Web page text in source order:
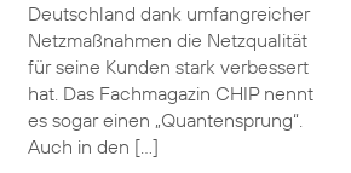
Deutschland dank umfangreicher
Netzmaßnahmen die Netzqualität
für seine Kunden stark verbessert
hat. Das Fachmagazin CHIP nennt
es sogar einen „Quantensprung“.
Auch in den […]